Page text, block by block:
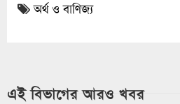
অর্থ ও বাণিজ্য
এই বিভাগের আরও খবর